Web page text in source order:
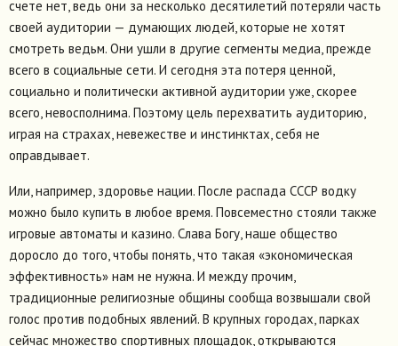
счете нет, ведь они за несколько десятилетий потеряли часть
своей аудитории — думающих людей, которые не хотят
смотреть ведьм. Они ушли в другие сегменты медиа, прежде
всего в социальные сети. И сегодня эта потеря ценной,
социально и политически активной аудитории уже, скорее
всего, невосполнима. Поэтому цель перехватить аудиторию,
играя на страхах, невежестве и инстинктах, себя не
оправдывает.
Или, например, здоровье нации. После распада СССР водку
можно было купить в любое время. Повсеместно стояли также
игровые автоматы и казино. Слава Богу, наше общество
доросло до того, чтобы понять, что такая «экономическая
эффективность» нам не нужна. И между прочим,
традиционные религиозные общины сообща возвышали свой
голос против подобных явлений. В крупных городах, парках
сейчас множество спортивных площадок, открываются